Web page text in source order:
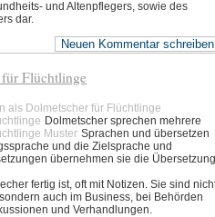
und Altenpflegers, sowie des
dar.
Neuen Kommentar schreiben
für Flüchtlinge
als Dolmetscher für Flüchtlinge
Muster
Dolmetscher sprechen mehrere
Sprachen und übersetzen
und die Zielsprache und
übernehmen sie die
fertig ist, oft mit Notizen. Sie sind
auch im Business, bei Behörden
und Verhandlungen.